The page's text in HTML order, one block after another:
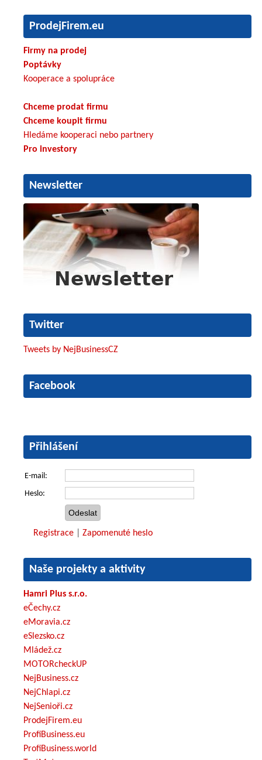
ProdejFirem.eu
Firmy na prodej
Poptávky
Kooperace a spolupráce
Chceme prodat firmu
Chceme koupit firmu
Hledáme kooperaci nebo partnery
Pro investory
Newsletter
Twitter
Tweets by NejBusinessCZ
Facebook
Přihlášení
E-mail:
Heslo:
Registrace Zapomenuté heslo
Naše projekty a aktivity
Hamri Plus s.r.o.
eČechy.cz
eMoravia.cz
eSlezsko.cz
Mládež.cz
MOTORcheckUP
NejBusiness.cz
NejChlapi.cz
NejSenioři.cz
ProdejFirem.eu
ProfiBusiness.eu
ProfiBusiness.world